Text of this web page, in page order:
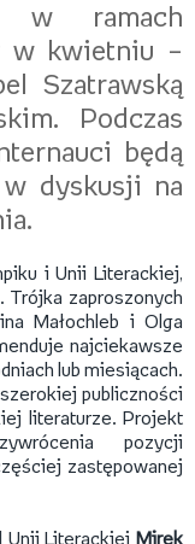
w ramach
w kwietniu –
Szatrawską
Podczas
będą
dyskusji na
i Unii Literackiej,
Trójka zaproszonych
Małochleb i Olga
najciekawsze
lub miesiącach.
publiczności
literaturze. Projekt
pozycji
zastępowanej
Literackiej Mirek